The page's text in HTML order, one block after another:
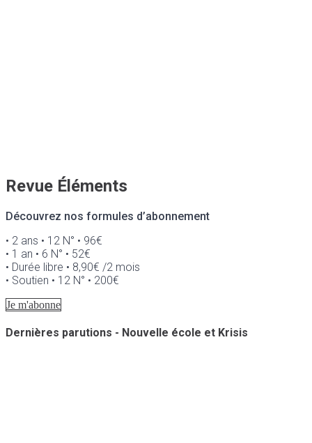
Revue Éléments
Découvrez nos formules d’abonnement
• 2 ans • 12 N° • 96€
• 1 an • 6 N° • 52€
• Durée libre • 8,90€ /2 mois
• Soutien • 12 N° • 200€
Je m'abonne
Dernières parutions - Nouvelle école et Krisis